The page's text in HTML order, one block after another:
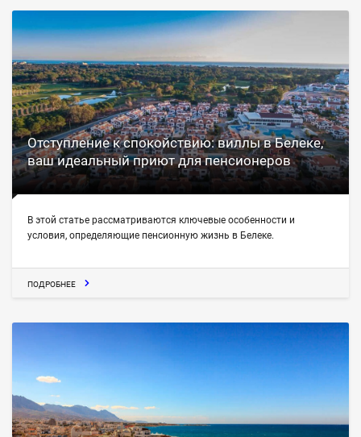
Отступление к спокойствию: виллы в Белеке,
ваш идеальный приют для пенсионеров
В этой статье рассматриваются ключевые особенности и
условия, определяющие пенсионную жизнь в Белеке.
ПОДРОБНЕЕ